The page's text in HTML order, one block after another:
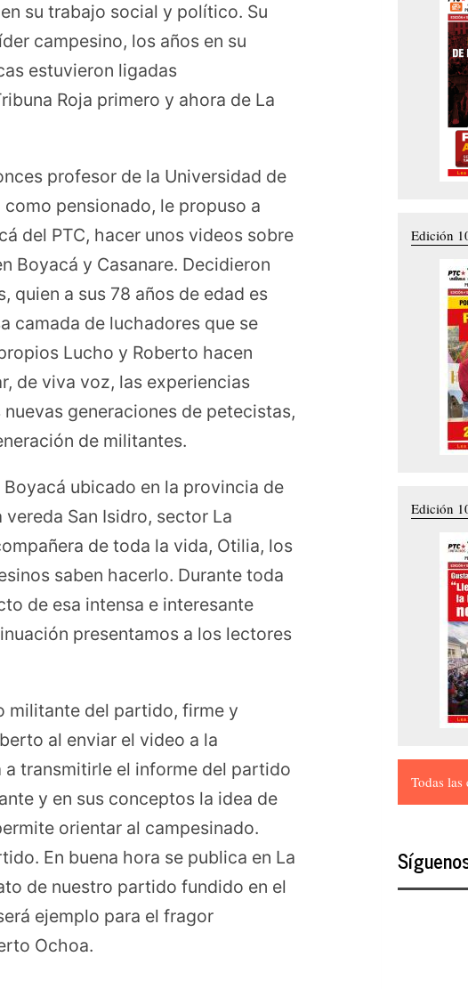
su trabajo social y político. Su
campesino, los años en su
estuvieron ligadas
Roja primero y ahora de La
profesor de la Universidad de
pensionado, le propuso a
del PTC, hacer unos videos sobre
Boyacá y Casanare. Decidieron
quien a sus 78 años de edad es
camada de luchadores que se
Lucho y Roberto hacen
de viva voz, las experiencias
generaciones de petecistas,
de militantes.
ubicado en la provincia de
vereda San Isidro, sector La
de toda la vida, Otilia, los
saben hacerlo. Durante toda
de esa intensa e interesante
presentamos a los lectores
militante del partido, firme y
al enviar el video a la
a transmitirle el informe del partido
y en sus conceptos la idea de
orientar al campesinado.
En buena hora se publica en La
de nuestro partido fundido en el
ejemplo para el fragor
Ochoa.
Edición
Edición
Todas las